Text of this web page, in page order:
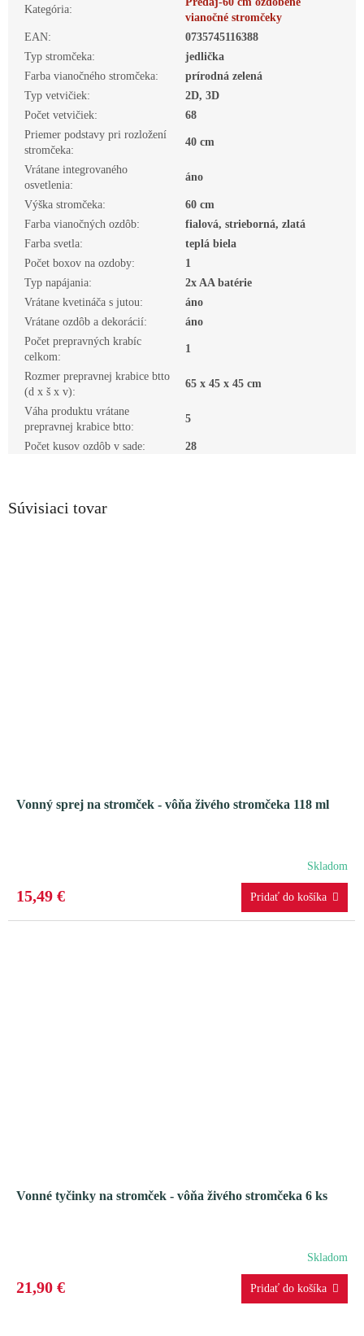
Súvisiaci tovar
Vonný sprej na stromček - vôňa živého stromčeka 118 ml
Skladom
15,49 €
Vonné tyčinky na stromček - vôňa živého stromčeka 6 ks
Skladom
21,90 €
Kategória:
vianočné stromčeky
EAN:
0735745116388
Typ stromčeka:
jedlička
Farba vianočného stromčeka:
prírodná zelená
Typ vetvičiek:
2D, 3D
Počet vetvičiek:
68
Priemer podstavy pri rozložení
stromčeka:
40 cm
Vrátane integrovaného
osvetlenia:
áno
Výška stromčeka:
60 cm
Farba vianočných ozdôb:
fialová, strieborná, zlatá
Farba svetla:
teplá biela
Počet boxov na ozdoby:
1
Typ napájania:
2x AA batérie
Vrátane kvetináča s jutou:
áno
Vrátane ozdôb a dekorácií:
áno
Počet prepravných krabíc
celkom:
1
Rozmer prepravnej krabice btto
(d x š x v):
65 x 45 x 45 cm
Váha produktu vrátane
prepravnej krabice btto:
5
Počet kusov ozdôb v sade: 28